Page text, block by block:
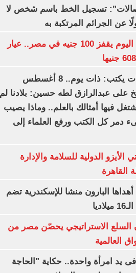
تسجيل الخط باسم شخص لا
عن الجرائم المرتكبة به
سعر الذهب اليوم يقفز 100 جنيه في مصر.. عيار
سعيد الشحات يكتب: ذات يوم.. 8 أغسطس
على عبدالرازق لطه حسين: بلادنا لم
فيها أمثالك بالعلم.. وماذا يصيب
دمر كل الكتب ورفع العلماء إلى
الأيزو الدولية للسلامة والإدارة
القاهرة
أهداها البارون منشا للإسكندرية تضم
السلع الاستراتيجي يحصّن مصر من
العالمية
فى يد امرأة واحدة.. حكاية "الحاجة